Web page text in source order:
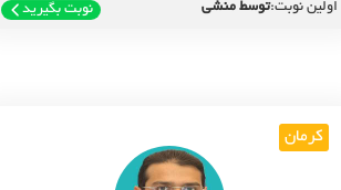
اولین نوبت:توسط منشی نوبت بگیرید
کرمان